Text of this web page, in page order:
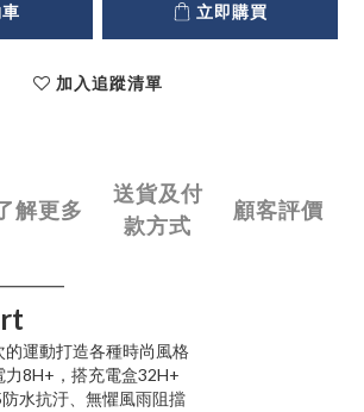
立即購買
加入追蹤清單
解更多
送貨及付
款方式
顧客評價
━━━━
運動打造各種時尚風格
8H+，搭充電盒32H+
水抗汙、無懼風雨阻擋